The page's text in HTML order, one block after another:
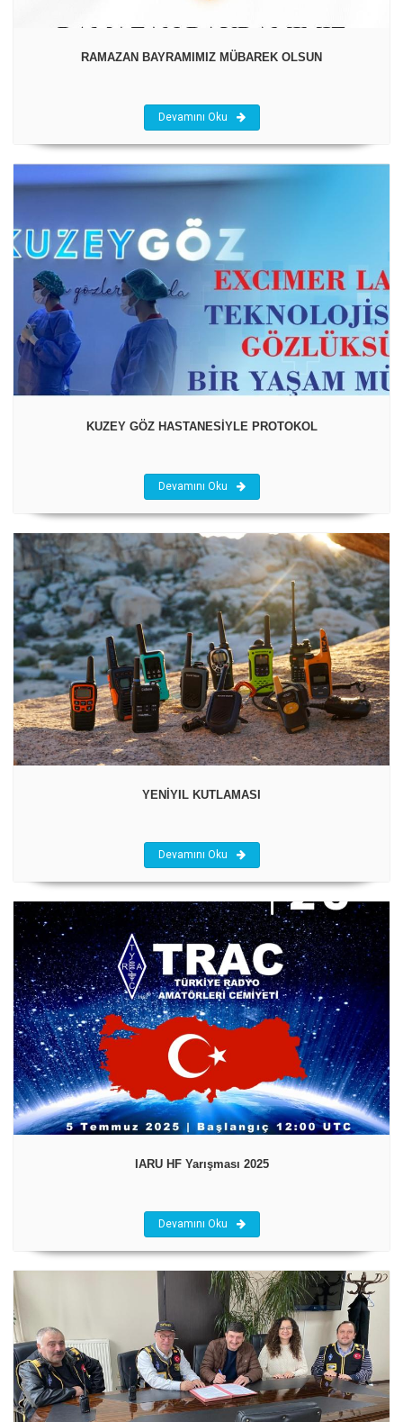
RAMAZAN BAYRAMIMIZ MÜBAREK OLSUN
Devamını Oku
KUZEY GÖZ HASTANESİYLE PROTOKOL
Devamını Oku
YENİYIL KUTLAMASI
Devamını Oku
IARU HF Yarışması 2025
Devamını Oku